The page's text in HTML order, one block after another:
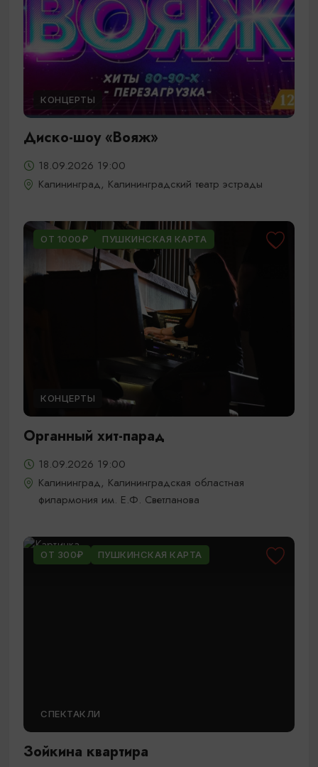
КОНЦЕРТЫ
Диско-шоу «Вояж»
18.09.2026 19:00
Калининград, Калининградский театр эстрады
ОТ 1000₽ ПУШКИНСКАЯ КАРТА
КОНЦЕРТЫ
Органный хит-парад
18.09.2026 19:00
Калининград, Калининградская областная
филармония им. Е.Ф. Светланова
ОТ 300₽ ПУШКИНСКАЯ КАРТА
СПЕКТАКЛИ
Зойкина квартира